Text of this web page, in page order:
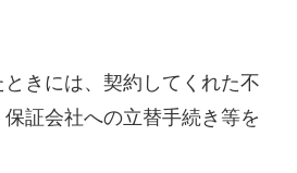
きには、契約してくれた不
証会社への立替手続き等を